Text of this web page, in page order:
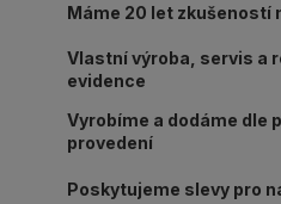
Máme 20 let zkušeností
Vlastní výroba, servis a
evidence
Vyrobíme a dodáme dle
provedení
Poskytujeme slevy pro